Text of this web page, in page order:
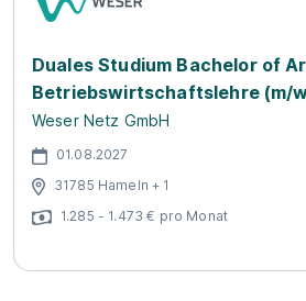
Duales Studium Bachelor of
Betriebswirtschaftslehre (m/
Weser Netz GmbH
01.08.2027
31785 Hameln + 1
1.285 - 1.473 € pro Monat